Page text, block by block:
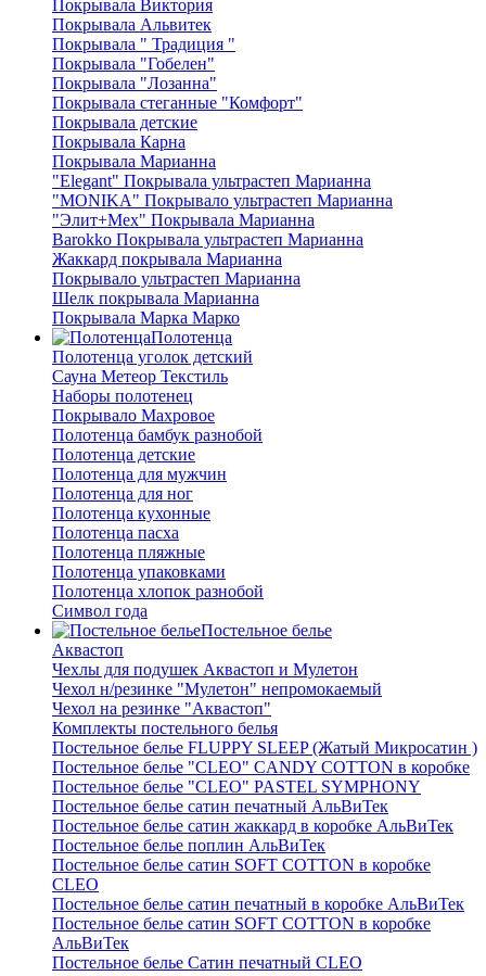
Покрывала Виктория
Покрывала Альвитек
Покрывала " Традиция "
Покрывала "Гобелен"
Покрывала "Лозанна"
Покрывала стеганные "Комфорт"
Покрывала детские
Покрывала Карна
Покрывала Марианна
"Elegant" Покрывала ультрастеп Марианна
"MONIKA" Покрывало ультрастеп Марианна
"Элит+Мех" Покрывала Марианна
Barokko Покрывала ультрастеп Марианна
Жаккард покрывала Марианна
Покрывало ультрастеп Марианна
Шелк покрывала Марианна
Покрывала Марка Марко
Полотенца
Полотенца уголок детский
Сауна Метеор Текстиль
Наборы полотенец
Покрывало Махровое
Полотенца бамбук разнобой
Полотенца детские
Полотенца для мужчин
Полотенца для ног
Полотенца кухонные
Полотенца пасха
Полотенца пляжные
Полотенца упаковками
Полотенца хлопок разнобой
Символ года
Постельное белье
Аквастоп
Чехлы для подушек Аквастоп и Мулетон
Чехол н/резинке "Мулетон" непромокаемый
Чехол на резинке "Аквастоп"
Комплекты постельного белья
Постельное белье FLUPPY SLEEP (Жатый Микросатин )
Постельное белье "CLEO" CANDY COTTON в коробке
Постельное белье "CLEO" PASTEL SYMPHONY
Постельное белье сатин печатный АльВиТек
Постельное белье сатин жаккард в коробке АльВиТек
Постельное белье поплин АльВиТек
Постельное белье сатин SOFT COTTON в коробке
CLEO
Постельное белье сатин печатный в коробке АльВиТек
Постельное белье сатин SOFT COTTON в коробке
АльВиТек
Постельное белье Сатин печатный CLEO